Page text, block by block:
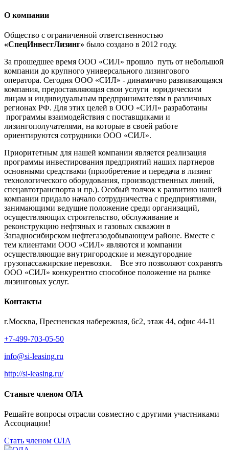
О компании
Общество с ограниченной ответственностью
«СпецИнвестЛизинг» было создано в 2012 году.
За прошедшее время ООО «СИЛ» прошло путь от небольшой
компании до крупного универсального лизингового
оператора. Сегодня ООО «СИЛ» - динамично развивающаяся
компания, предоставляющая свои услуги юридическим
лицам и индивидуальным предпринимателям в различных
регионах РФ. Для этих целей в ООО «СИЛ» разработаны
программы взаимодействия с поставщиками и
лизингополучателями, на которые в своей работе
ориентируются сотрудники ООО «СИЛ».
Приоритетным для нашей компании является реализация
программы инвестирования предприятий наших партнеров
основными средствами (приобретение и передача в лизинг
технологического оборудования, производственных линий,
спецавтотранспорта и пр.). Особый толчок к развитию нашей
компании придало начало сотрудничества с предприятиями,
занимающими ведущие положение среди организаций,
осуществляющих строительство, обслуживание и
реконструкцию нефтяных и газовых скважин в
Западносибирском нефтегазодобывающем районе. Вместе с
тем клиентами ООО «СИЛ» являются и компании
осуществляющие внутригородские и междугородние
грузопассажирские перевозки. Все это позволяют сохранять
ООО «СИЛ» конкурентно способное положение на рынке
лизинговых услуг.
Контакты
г.Москва, Пресненская набережная, 6с2, этаж 44, офис 44-11
+7-499-703-05-50
info@si-leasing.ru
http://si-leasing.ru/
Cтаньте членом ОЛА
Решайте вопросы отрасли совместно с другими участниками
Ассоциации!
Стать членом ОЛА